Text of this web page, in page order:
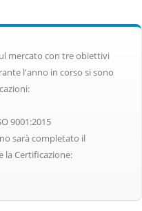
mercato con tre obiettivi
l'anno in corso si sono
9001:2015
sarà completato il
la Certificazione: